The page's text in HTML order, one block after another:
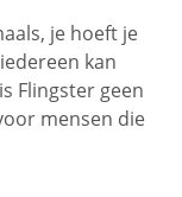
je hoeft je
kan
Flingster geen
mensen die